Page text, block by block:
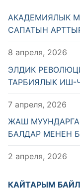
АКАДЕМИЯЛЫК
САПАТЫН
8 апреля, 2026
ЭЛДИК
ТАРБИЯЛЫК ИШ-
7 апреля, 2026
ЖАШ
БАЛДАР МЕНЕН
2 апреля, 2026
КАЙТАРЫМ